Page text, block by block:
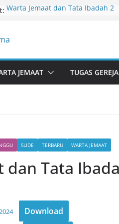
Warta Jemaat dan Tata Ibadah 2
Juli 2026
Juli 2026
Warta Jemaat dan Tata Ibadah 5
JEMAAT TUGAS GEREJA
SLIDE TERBARU WARTA JEMAAT
dan Tata
Download